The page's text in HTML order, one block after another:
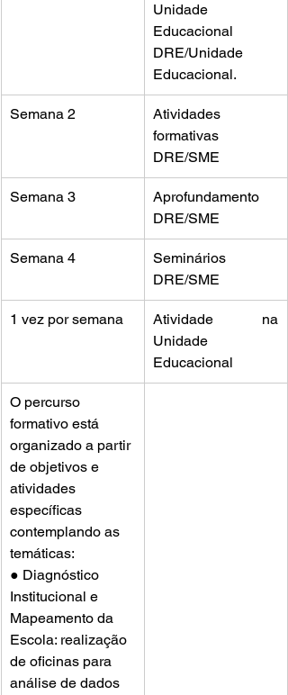
Unidade
Educacional
DRE/Unidade
Educacional.
Semana 2
Atividades
formativas
DRE/SME
Semana 3
Aprofundamento
DRE/SME
Semana 4
Seminários
DRE/SME
1 vez por semana
Atividade na
Unidade
Educacional
O percurso
formativo está
organizado a partir
de objetivos e
atividades
específicas
contemplando as
temáticas:
● Diagnóstico
Institucional e
Mapeamento da
Escola: realização
de oficinas para
análise de dados